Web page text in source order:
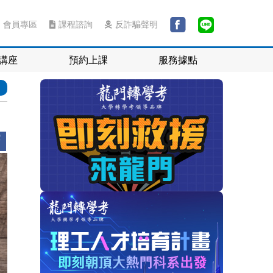
會員專區 課程諮詢 反詐騙聲明
座 預約上課 服務據點